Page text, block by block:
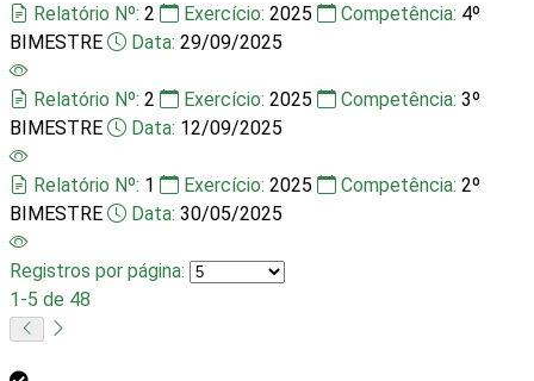
Relatório Nº: 2 Exercício: 2025 Competência: 4º
BIMESTRE
Data: 29/09/2025
Relatório Nº: 2 Exercício: 2025 Competência: 3º
BIMESTRE
Data: 12/09/2025
Relatório Nº: 1 Exercício: 2025 Competência: 2º
BIMESTRE
Data: 30/05/2025
Registros por página:
1-5 de 48